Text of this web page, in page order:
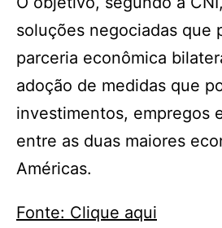
soluções negociadas que
parceria econômica
adoção de medidas que
investimentos, empregos
entre as duas maiores
Américas.
Fonte: Clique aqui